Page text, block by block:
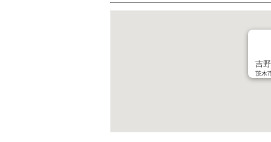
吉
茨木